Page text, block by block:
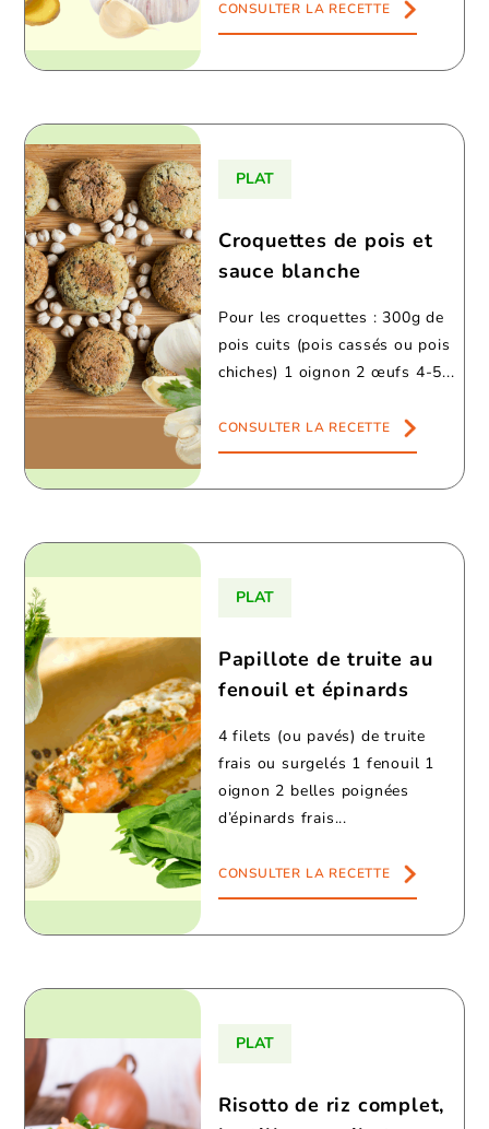
CONSULTER LA RECETTE
PLAT
Croquettes de pois et
sauce blanche
Pour les croquettes : 300g de
pois cuits (pois cassés ou pois
chiches) 1 oignon 2 œufs 4-5...
CONSULTER LA RECETTE
PLAT
Papillote de truite au
fenouil et épinards
4 filets (ou pavés) de truite
frais ou surgelés 1 fenouil 1
oignon 2 belles poignées
d’épinards frais...
CONSULTER LA RECETTE
PLAT
Risotto de riz complet,